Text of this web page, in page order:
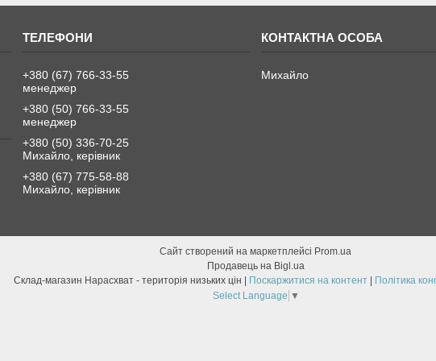
+380 (67) 766-33-55
менеджер
+380 (50) 766-33-55
менеджер
+380 (50) 336-70-25
Михайло, керівник
+380 (67) 775-58-88
Михайло, керівник
Михайло
Сайт створений на маркетплейсі Prom.ua
Продавець на Bigl.ua
Поскаржитися на контент
Політика
Select Language ▼